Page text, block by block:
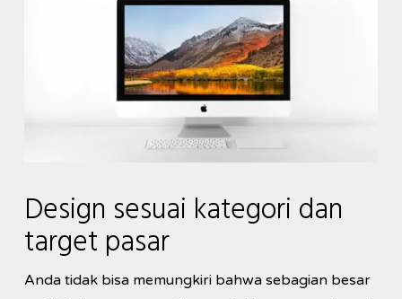
Design sesuai kategori dan
target pasar
Anda tidak bisa memungkiri bahwa sebagian besar